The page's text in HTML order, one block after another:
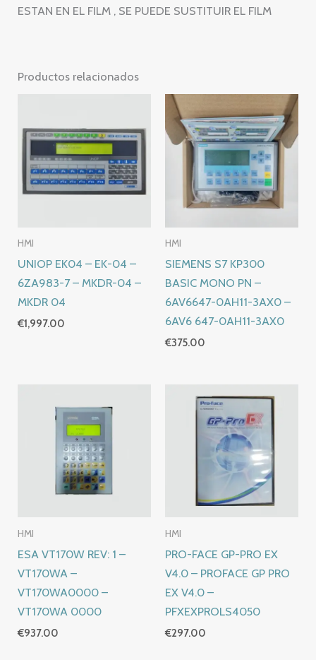
ESTAN EN EL FILM , SE PUEDE SUSTITUIR EL FILM
Productos relacionados
HMI
UNIOP EK04 – EK-04 –
6ZA983-7 – MKDR-04 –
MKDR 04
€1,997.00
HMI
SIEMENS S7 KP300
BASIC MONO PN –
6AV6647-0AH11-3AX0 –
6AV6 647-0AH11-3AX0
€375.00
HMI
ESA VT170W REV: 1 –
VT170WA –
VT170WA0000 –
VT170WA 0000
€937.00
HMI
PRO-FACE GP-PRO EX
V4.0 – PROFACE GP PRO
EX V4.0 –
PFXEXPROLS4050
€297.00